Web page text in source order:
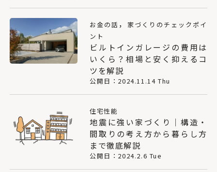
お金の話 ，家づくりのチェックポイ
ント
ビルトインガレージの費用は
いくら？相場と安く抑えるコ
ツを解説
公開日：2024.11.14 Thu
住宅性能
地震に強い家づくり｜構造・
間取りの考え方から暮らし方
まで徹底解説
公開日：2024.2.6 Tue